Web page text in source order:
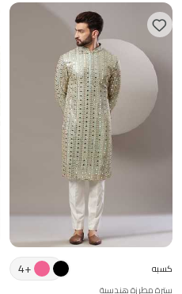
كسبه +
4
سترة مطرزة هندسية